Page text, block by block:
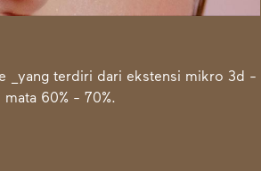
_yang terdiri dari ekstensi mikro 3d -
60% - 70%.